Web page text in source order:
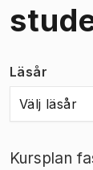
Läsår
Välj läsår
Kursplan